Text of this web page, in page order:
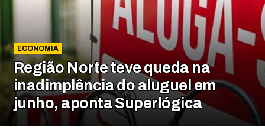
ECONOMIA
Região Norte teve queda na
inadimplência do aluguel em
junho, aponta Superlógica